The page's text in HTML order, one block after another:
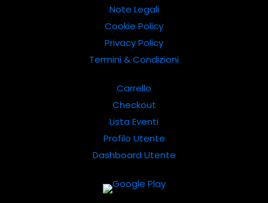
Note Legali
Cookie Policy
Privacy Policy
Termini & Condizioni
Carrello
Checkout
Lista Eventi
Profilo Utente
Dashboard Utente